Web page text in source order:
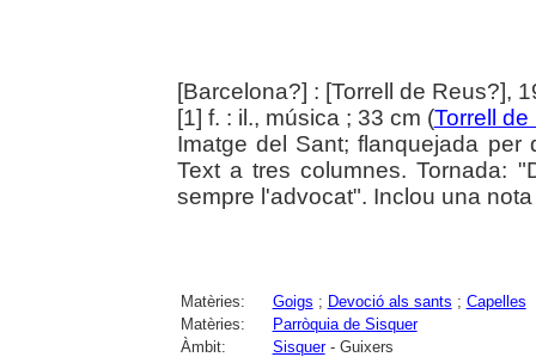
[Barcelona?] : [Torrell de Reus?],
[1] f. : il., música ; 33 cm (Torrell de
Imatge del Sant; flanquejada per
Text a tres columnes. Tornada:
sempre l'advocat". Inclou una
Matèries: Goigs ; Devoció als sants ; Capelles
Matèries:
Parròquia de Sisquer
Àmbit:
Sisquer- Guixers